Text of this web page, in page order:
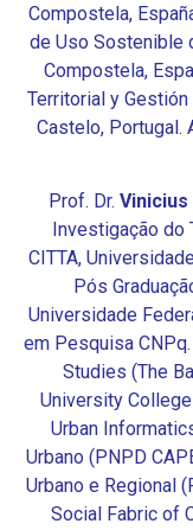
Compostela,
de Uso Sostenible
Compostela,
Territorial y
Castelo, Portugal.
Prof. Dr.
Investigação do
CITTA,
Pós
Universidade
em Pesquisa
Studies (The
University
Urban
Urbano (PNPD
Urbano e Regional
Social Fabric of